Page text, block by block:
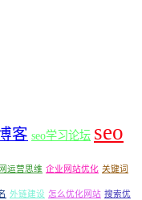
客 seo学习论坛 seo
运营思维 企业网站优化 关键词
外链建设 怎么优化网站 搜索优